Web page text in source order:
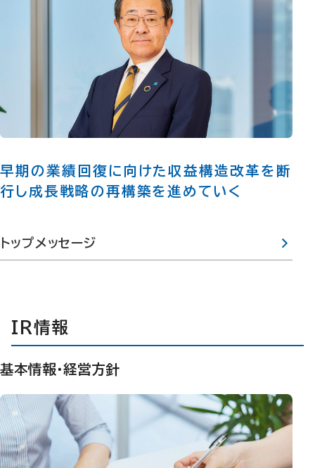
トップメッセージ
早期の業績回復に向けた収益構造改革を断
行し成長戦略の再構築を進めていく
IR情報
基本情報・経営方針